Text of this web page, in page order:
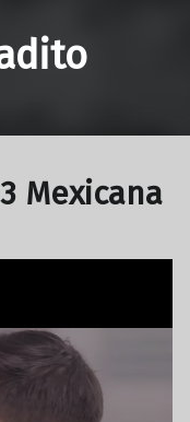
Mexicana